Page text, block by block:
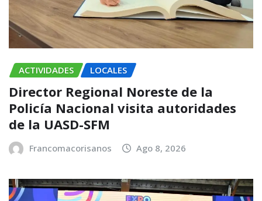
ACTIVIDADES LOCALES
Director Regional Noreste de la
Policía Nacional visita autoridades
de la UASD-SFM
Francomacorisanos Ago 8, 2026